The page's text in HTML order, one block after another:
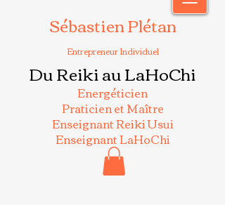
Sébastien Plétan
Entrepreneur Individuel
Du Reiki au LaHoChi
Energéticien
Praticien et Maître
Enseignant Reiki Usui
Enseignant LaHoChi